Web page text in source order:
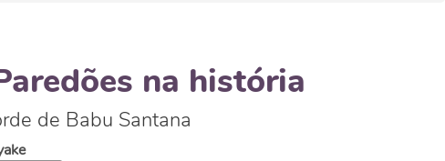
na história
de Babu Santana